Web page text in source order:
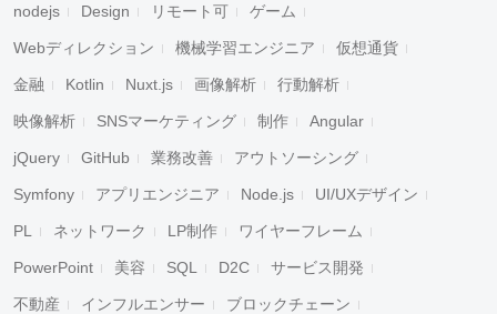
nodejs Design リモート可 ゲーム
Webディレクション 機械学習エンジニア 仮想通貨
金融 Kotlin Nuxt.js 画像解析 行動解析
映像解析 SNSマーケティング 制作 Angular
jQuery GitHub 業務改善 アウトソーシング
Symfony アプリエンジニア Node.js UI/UXデザイン
PL ネットワーク LP制作 ワイヤーフレーム
PowerPoint 美容 SQL D2C サービス開発
不動産 インフルエンサー ブロックチェーン